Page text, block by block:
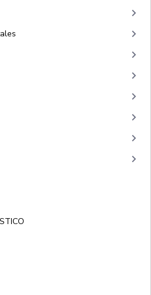
keyboard_arrow_right
keyboard_arrow_right
keyboard_arrow_right
keyboard_arrow_right
keyboard_arrow_right
keyboard_arrow_right
keyboard_arrow_right
keyboard_arrow_right